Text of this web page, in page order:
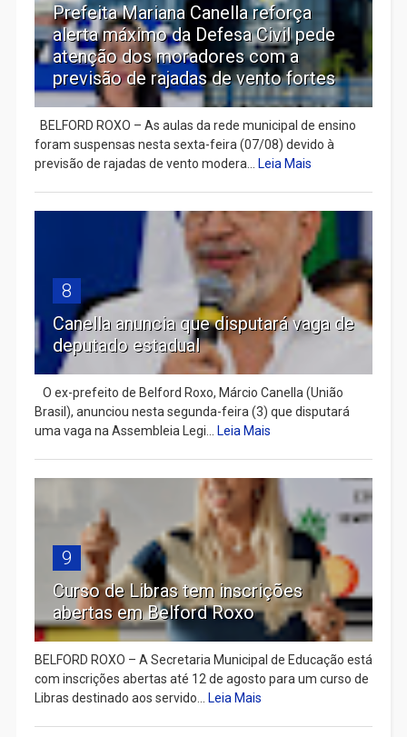
Prefeita Mariana Canella reforça
alerta máximo da Defesa Civil pede
atenção dos moradores com a
previsão de rajadas de vento fortes
BELFORD ROXO – As aulas da rede municipal de ensino
foram suspensas nesta sexta-feira (07/08) devido à
previsão de rajadas de vento modera...
Leia Mais
8
Canella anuncia que disputará vaga de
deputado estadual
​ O ex-prefeito de Belford Roxo, Márcio Canella (União
Brasil), anunciou nesta segunda-feira (3) que disputará
uma vaga na Assembleia Legi...
Leia Mais
9
Curso de Libras tem inscrições
abertas em Belford Roxo
BELFORD ROXO – A Secretaria Municipal de Educação está
com inscrições abertas até 12 de agosto para um curso de
Libras destinado aos servido...
Leia Mais